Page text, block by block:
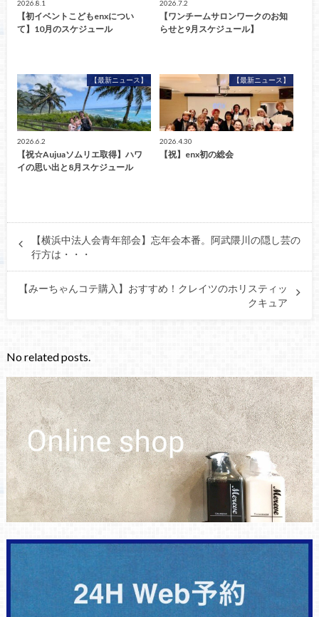
2026.8.1
【初イベントこどもenxについ
て】10月のスケジュール
2026.7.2
【ワンチームサロンワークのお知
らせと9月スケジュール】
【最新ニュース】
2026.6.2
【祝☆Aujuaソムリエ取得】ハワ
イの思い出と8月スケジュール
【最新ニュース】
2026.4.30
【祝】enx初の総会
【横浜中法人会青年部会】忘年会本番。阿武隈川の隠し芸の
行方は・・・
【みーちゃんコテ購入】おすすめ！クレイツのホリスティッ
クキュア
No related posts.